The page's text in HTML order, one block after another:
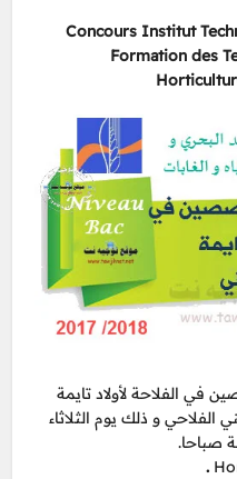
Concours Institut
Formation des
في الفلاحة لأولاد تايمة
الفلاحي و ذلك يوم الثلاثاء
.